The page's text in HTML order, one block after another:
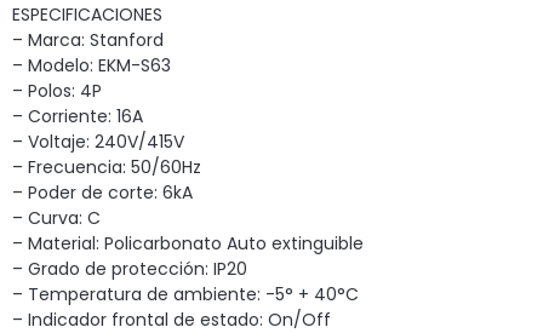
ESPECIFICACIONES
– Marca: Stanford
– Modelo: EKM-S63
– Polos: 4P
– Corriente: 16A
– Voltaje: 240V/415V
– Frecuencia: 50/60Hz
– Poder de corte: 6kA
– Curva: C
– Material: Policarbonato Auto extinguible
– Grado de protección: IP20
– Temperatura de ambiente: -5° + 40°C
– Indicador frontal de estado: On/Off